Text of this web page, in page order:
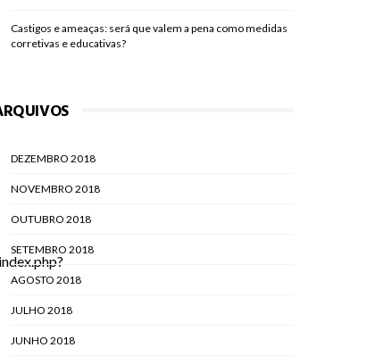
Castigos e ameaças: será que valem a pena como medidas
corretivas e educativas?
DEZEMBRO 2018
NOVEMBRO 2018
OUTUBRO 2018
SETEMBRO 2018
AGOSTO 2018
JULHO 2018
JUNHO 2018